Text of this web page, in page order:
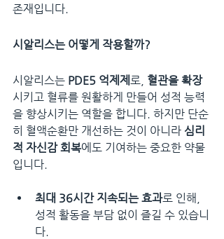
존재입니다.
시알리스는 어떻게 작용할까?
시알리스는 PDE5 억제제 로, 혈관을 확장
시키고 혈류를 원활하게 만들어 성적 능력
을 향상시키는 역할을 합니다. 하지만 단순
히 혈액순환만 개선하는 것이 아니라 심리
적 자신감 회복에도 기여하는 중요한 약물
입니다.
최대 36시간 지속되는 효과로 인해,
성적 활동을 부담 없이 즐길 수 있습니
다.